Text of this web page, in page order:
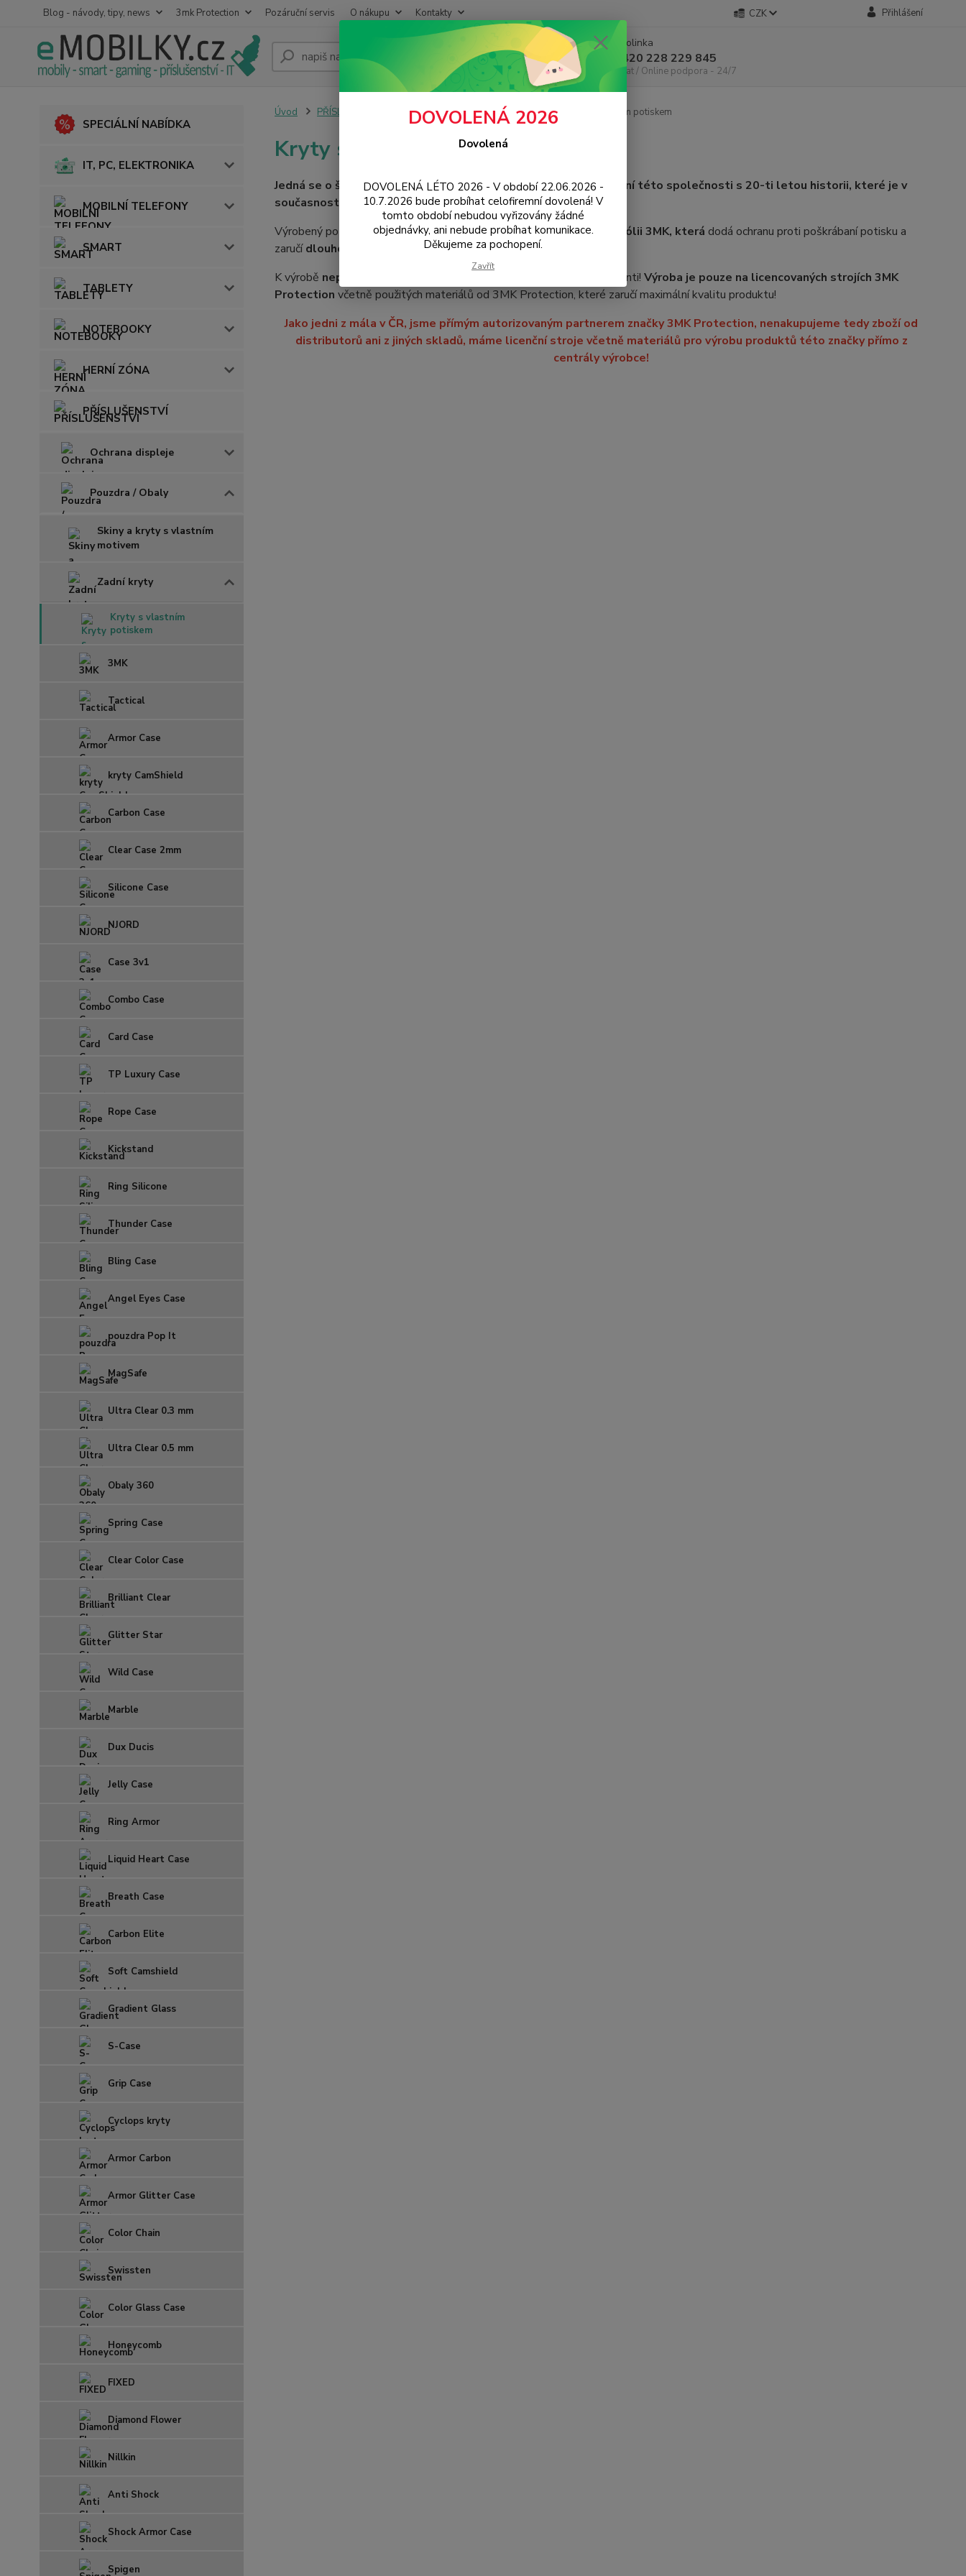
Blog - návody, tipy, news 3mk Protection Pozáruční servis O nákupu Kontakty CZK Přihlášení
Hledat
Infolinka
+420 228 229 845
Chat / Online podpora - 24/7
SPECIÁLNÍ NABÍDKA
IT, PC, ELEKTRONIKA
MOBILNÍ TELEFONY
SMART
TABLETY
NOTEBOOKY
HERNÍ ZÓNA
PŘÍSLUŠENSTVÍ
Ochrana displeje
Pouzdra / Obaly
Skiny a kryty s vlastním
motivem
Zadní kryty
Kryty s vlastním
potiskem
3MK
Tactical
Armor Case
kryty CamShield
Carbon Case
Clear Case 2mm
Silicone Case
NJORD
Case 3v1
Combo Case
Card Case
TP Luxury Case
Rope Case
Kickstand
Ring Silicone
Thunder Case
Bling Case
Angel Eyes Case
pouzdra Pop It
MagSafe
Ultra Clear 0.3 mm
Ultra Clear 0.5 mm
Obaly 360
Spring Case
Clear Color Case
Brilliant Clear
Glitter Star
Wild Case
Marble
Dux Ducis
Jelly Case
Ring Armor
Liquid Heart Case
Breath Case
Carbon Elite
Soft Camshield
Gradient Glass
S-Case
Grip Case
Cyclops kryty
Armor Carbon
Armor Glitter Case
Color Chain
Swissten
Color Glass Case
Honeycomb
FIXED
Diamond Flower
Nillkin
Anti Shock
Shock Armor Case
Spigen
Úvod PŘÍSLUŠENSTVÍ Pouzdra / Obaly Zadní kryty Kryty s vlastním potiskem
Kryty s vlastním potiskem
Jedná se o špičkovou technologii, aktuálně nejmodernější zařízení této společnosti s 20-ti letou historii, které je v
současnosti dostupné na trhu.
Výrobený potisk je v poslední fázi opatřen ještě ochrannouodolnou fólii 3MK, která dodá ochranu proti poškrábaní potisku a
zaručídlouhodobou životnost včetně zachování barev
K výrobě nepoužíváme žádné čínské náhražky , jako někteří konkurenti! Výroba je pouze na licencovaných strojích 3MK
Protection včetně použitých materiálů od 3MK Protection, které zaručí maximální kvalitu produktu!
Jako jedni z mála v ČR, jsme přímým autorizovaným partnerem značky 3MK Protection, nenakupujeme tedy zboží od
distributorů ani z jiných skladů, máme licenční stroje včetně materiálů pro výrobu produktů této značky přímo z
centrály výrobce!
DOVOLENÁ 2026
Dovolená
DOVOLENÁ LÉTO 2026 - V období 22.06.2026 -
10.7.2026 bude probíhat celofiremní dovolená! V
tomto období nebudou vyřizovány žádné
objednávky, ani nebude probíhat komunikace.
Děkujeme za pochopení.
Zavřít